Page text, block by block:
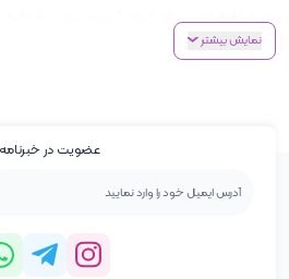
سری نکات همچون فاصله صحیح، محل دقیق اندازه
می باشد و یک نوع دیگر از
اند و بصورت گوش و هم پیشانی قابل استفاده
محیط، اشیا‌ء و مایعات می باشد. درتب سنج
نمایش بیشتر
عضویت در خبرنامه